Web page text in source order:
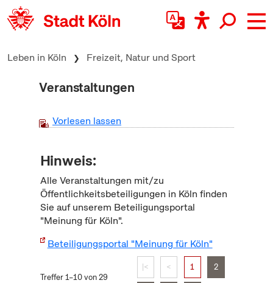
zum Inhalt springen
Leben in Köln Freizeit, Natur und Sport
Veranstaltungen
Vorlesen lassen
Hinweis:
Alle Veranstaltungen mit/zu
Öffentlichkeitsbeteiligungen in Köln finden
Sie auf unserem Beteiligungsportal
"Meinung für Köln".
Beteiligungsportal "Meinung für Köln"
Treffer 1–10 von 29
|< < 1 2